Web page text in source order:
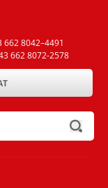
8042–4491
662 8072-2578